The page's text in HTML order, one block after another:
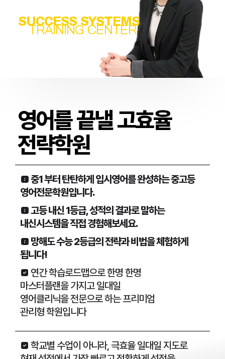
SUCCESS SYSTEMS
TRAINING CENTER
영어를 끝낼 고효율
전략학원
 중1 부터 탄탄하게 입시영어를 완성하는 중고등
영어전문학원입니다.
 고등 내신 1등급, 성적의 결과로 말하는
내신시스템을 직접 경험해보세요.
 망해도 수능 2등급의 전략과 비법을 체험하게
됩니다!
 연간 학습로드맵으로 한명 한명
마스터플랜을 가지고 일대일
영어클리닉을 전문으로 하는 프리미엄
관리형 학원입니다
 학교별 수업이 아니라, 극효율 일대일 지도로